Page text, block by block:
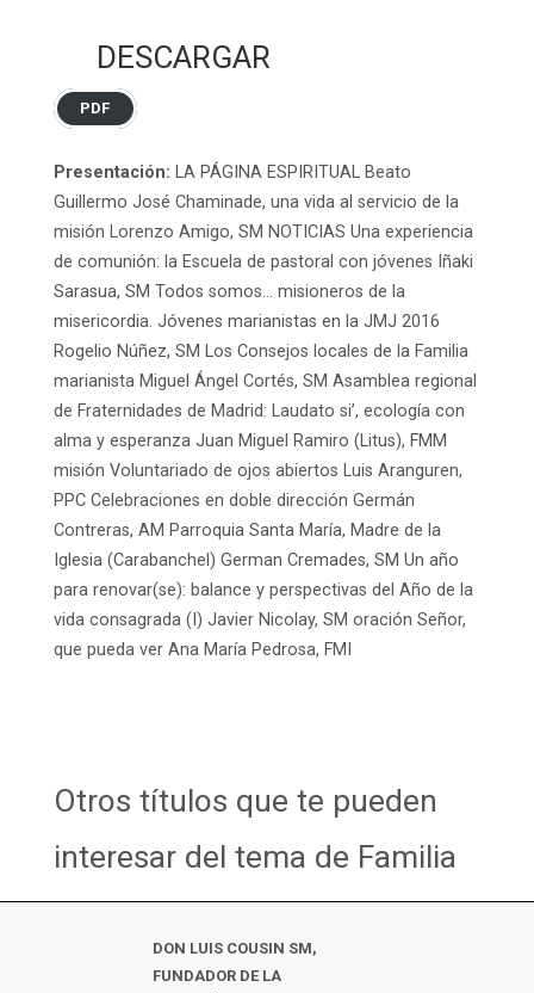
DESCARGAR
PDF
Presentación: LA PÁGINA ESPIRITUAL Beato
Guillermo José Chaminade, una vida al servicio de la
misión Lorenzo Amigo, SM NOTICIAS Una experiencia
de comunión: la Escuela de pastoral con jóvenes Iñaki
Sarasua, SM Todos somos… misioneros de la
misericordia. Jóvenes marianistas en la JMJ 2016
Rogelio Núñez, SM Los Consejos locales de la Familia
marianista Miguel Ángel Cortés, SM Asamblea regional
de Fraternidades de Madrid: Laudato si’, ecología con
alma y esperanza Juan Miguel Ramiro (Litus), FMM
misión Voluntariado de ojos abiertos Luis Aranguren,
PPC Celebraciones en doble dirección Germán
Contreras, AM Parroquia Santa María, Madre de la
Iglesia (Carabanchel) German Cremades, SM Un año
para renovar(se): balance y perspectivas del Año de la
vida consagrada (I) Javier Nicolay, SM oración Señor,
que pueda ver Ana María Pedrosa, FMI
Otros títulos que te pueden
interesar del tema de Familia
DON LUIS COUSIN SM,
FUNDADOR DE LA